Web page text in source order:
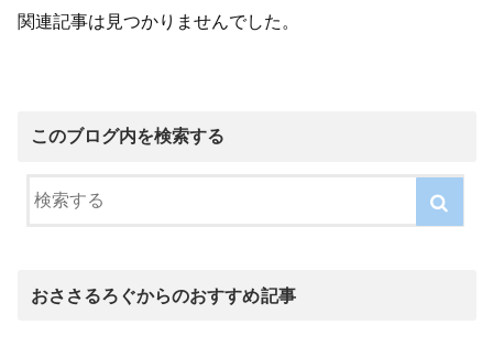
関連記事は見つかりませんでした。
このブログ内を検索する
おささるろぐからのおすすめ記事